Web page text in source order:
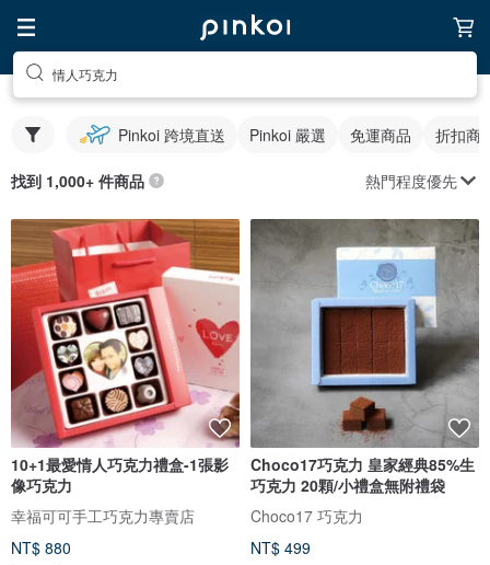
情人巧克力
Pinkoi 跨境直送 Pinkoi 嚴選 免運商品 折扣商
找到 1,000+ 件商品 熱門程度優先
10+1最愛情人巧克力禮盒-1張影
像巧克力
幸福可可手工巧克力專賣店
NT$ 880
Choco17巧克力 皇家經典85%生
巧克力 20顆/小禮盒無附禮袋
Choco17 巧克力
NT$ 499